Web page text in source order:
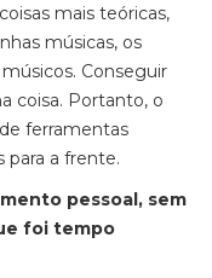
mais teóricas,
músicas, os
Conseguir
coisa. Portanto, o
ferramentas
para a frente.
pessoal, sem
foi tempo